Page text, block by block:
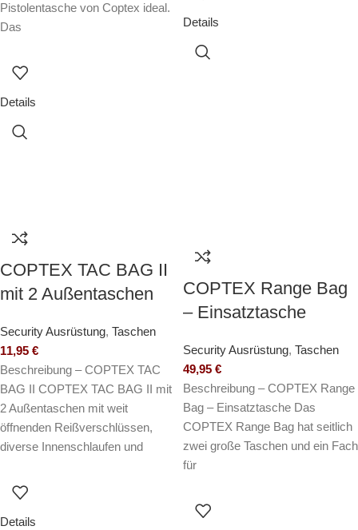
Pistolentasche von Coptex ideal.
Das
Details
Details
COPTEX TAC BAG II
mit 2 Außentaschen
Security Ausrüstung, Taschen
11,95 €
Beschreibung – COPTEX TAC
BAG II COPTEX TAC BAG II mit
2 Außentaschen mit weit
öffnenden Reißverschlüssen,
diverse Innenschlaufen und
Details
COPTEX Range Bag
– Einsatztasche
Security Ausrüstung, Taschen
49,95 €
Beschreibung – COPTEX Range
Bag – Einsatztasche Das
COPTEX Range Bag hat seitlich
zwei große Taschen und ein Fach
für